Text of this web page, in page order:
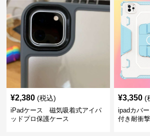
¥2,380 (税込)
iPadケース 磁気吸着式アイパ
ッドプロ保護ケース
¥3,350 (
ipadカバ
付き耐衝